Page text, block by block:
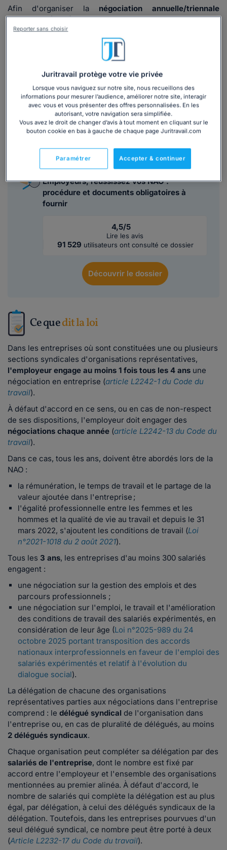
Afin d'organiser la négociation annuelle/triennale
obligatoire (NAO)dans votre entreprise, vous vous devez
deconvoquer les délégués syndicaux à la première
. Pour ce faire, nous vous proposons un modèle de
lettre prêt à l'emploi. Vous n'avez qu'à le compléter avec
vos propres informations, puis l'envoyer aux organisations
syndicales.
Lire la suite
dossier :
Employeurs, réussissez vos NAO :
procédure et documents obligatoires à
fournir
4,5/5
Lire les avis
91 529 utilisateurs ont consulté ce dossier
Découvrirle dossier
Ce quedit la loi
Dans les entreprises où sont constituées une ou plusieurs
sections syndicales d'organisations représentatives,
l'employeur engage au moins 1 fois tous les 4 ans une
négociation en entreprise (article L2242-1 du Code du
travail).
À défaut d'accord en ce sens, ou en cas de non-respect
de ses dispositions, l'employeur doit engager des
négociations chaque année (article L2242-13 du Code du
travail).
Dans ce cas, tous les ans, doivent être abordés lors de la
NAO :
la rémunération, le temps de travail et le partage de la
valeur ajoutée dans l'entreprise ;
l'égalité professionnelle entre les femmes et les
hommes et la qualité de vie au travail et depuis le 31
mars 2022, s'ajoutent les conditions de travail (Loi
n°2021-1018 du 2 août 2021).
Tous les 3 ans, les entreprises d'au moins 300 salariés
engagent :
une négociation sur la gestion des emplois et des
parcours professionnels ;
une négociation sur l'emploi, le travail et l'amélioration
des conditions de travail des salariés expérimentés, en
considération de leur âge (Loi n°2025-989 du 24
octobre 2025 portant transposition des accords
nationaux interprofessionnels en faveur de l'emploi des
salariés expérimentés et relatif à l'évolution du
dialogue social).
La délégation de chacune des organisations
représentatives parties aux négociations dans l'entreprise
comprend : le délégué syndical de l'organisation dans
l'entreprise ou, en cas de pluralité de délégués, au moins
2 délégués syndicaux.
Chaque organisation peut compléter sa délégation par des
salariés de l'entreprise, dont le nombre est fixé par
accord entre l'employeur et l'ensemble des organisations
mentionnées au premier alinéa. À défaut d'accord, le
nombre de salariés qui complète la délégation est au plus
égal, par délégation, à celui des délégués syndicaux de la
délégation. Toutefois, dans les entreprises pourvues d'un
seul délégué syndical, ce nombre peut être porté à deux
(Article L2232-17 du Code du travail).
Juritravail protège votre vie privée
Lorsque vous naviguez sur notre site, nous recueillons des
informations pour mesurer l’audience, améliorer notre site, interagir
avec vous et vous présenter des offres personnalisées. En les
autorisant, votre navigation sera simplifiée.
Vous avez le droit de changer d’avis à tout moment en cliquant sur le
bouton cookie en bas à gauche de chaque page Juritravail.com
Accepter & continuer
Paramétrer
Reporter sans choisir